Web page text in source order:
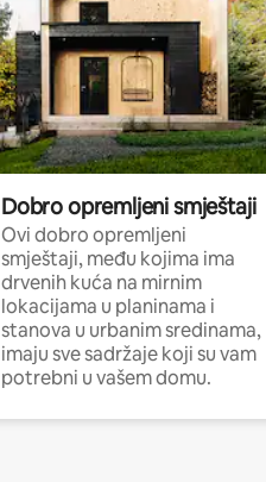
Dobro opremljeni smještaji
Ovi dobro opremljeni
smještaji, među kojima ima
drvenih kuća na mirnim
lokacijama u planinama i
stanova u urbanim sredinama,
imaju sve sadržaje koji su vam
potrebni u vašem domu.